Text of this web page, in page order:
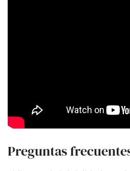
Preguntas